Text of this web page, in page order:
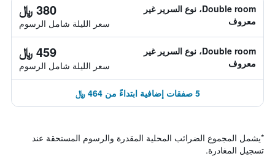
Double room، نوع السرير غير
معروف
380 ﷼
سعر الليلة شامل الرسوم
Double room، نوع السرير غير
معروف
459 ﷼
سعر الليلة شامل الرسوم
5 صفقات إضافية ابتداءً من 464 ﷼
*يشمل المجموع الضرائب المحلية المقدرة والرسوم المستحقة عند
تسجيل المغادرة.